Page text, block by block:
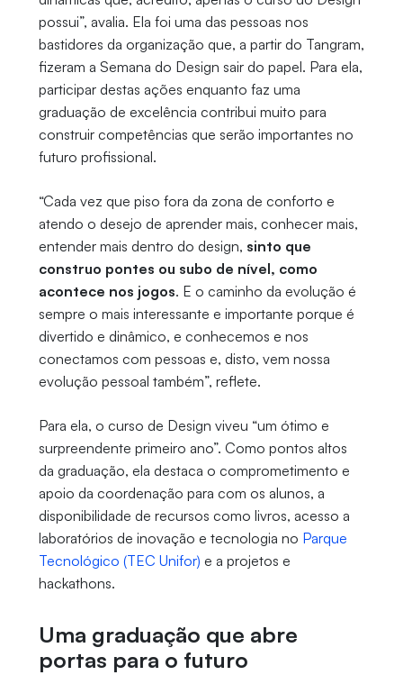
possui”, avalia. Ela foi uma das pessoas nos
bastidores da organização que, a partir do Tangram,
fizeram a Semana do Design sair do papel. Para ela,
participar destas ações enquanto faz uma
graduação de excelência contribui muito para
construir competências que serão importantes no
futuro profissional.
“Cada vez que piso fora da zona de conforto e
atendo o desejo de aprender mais, conhecer mais,
entender mais dentro do design, sinto que
construo pontes ou subo de nível, como
acontece nos jogos. E o caminho da evolução é
sempre o mais interessante e importante porque é
divertido e dinâmico, e conhecemos e nos
conectamos com pessoas e, disto, vem nossa
evolução pessoal também”, reflete.
Para ela, o curso de Design viveu “um ótimo e
surpreendente primeiro ano”. Como pontos altos
da graduação, ela destaca o comprometimento e
apoio da coordenação para com os alunos, a
disponibilidade de recursos como livros, acesso a
laboratórios de inovação e tecnologia no Parque
Tecnológico (TEC Unifor) e a projetos e
hackathons.
Uma graduação que abre
portas para o futuro